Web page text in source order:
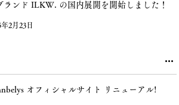
ランド ILKW. の国内展開を開始しました！
年2月23日
オフィシャルサイト リニューアル!